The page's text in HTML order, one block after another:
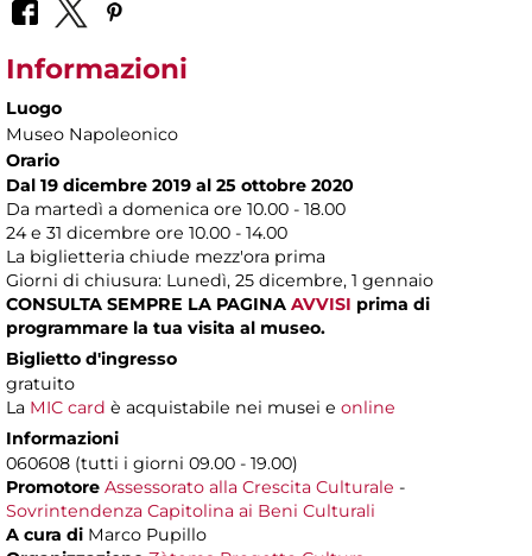
Informazioni
Luogo
Museo Napoleonico
Orario
Dal 19 dicembre 2019 al 25 ottobre 2020
Da martedì a domenica ore 10.00 - 18.00
24 e 31 dicembre ore 10.00 - 14.00
La biglietteria chiude mezz'ora prima
Giorni di chiusura: Lunedì, 25 dicembre, 1 gennaio
CONSULTA SEMPRE LA PAGINA AVVISI prima di
programmare la tua visita al museo.
Biglietto d'ingresso
gratuito
La MIC card è acquistabile nei musei e online
Informazioni
060608 (tutti i giorni 09.00 - 19.00)
Promotore Assessorato alla Crescita Culturale -
Sovrintendenza Capitolina ai Beni Culturali
A cura di Marco Pupillo